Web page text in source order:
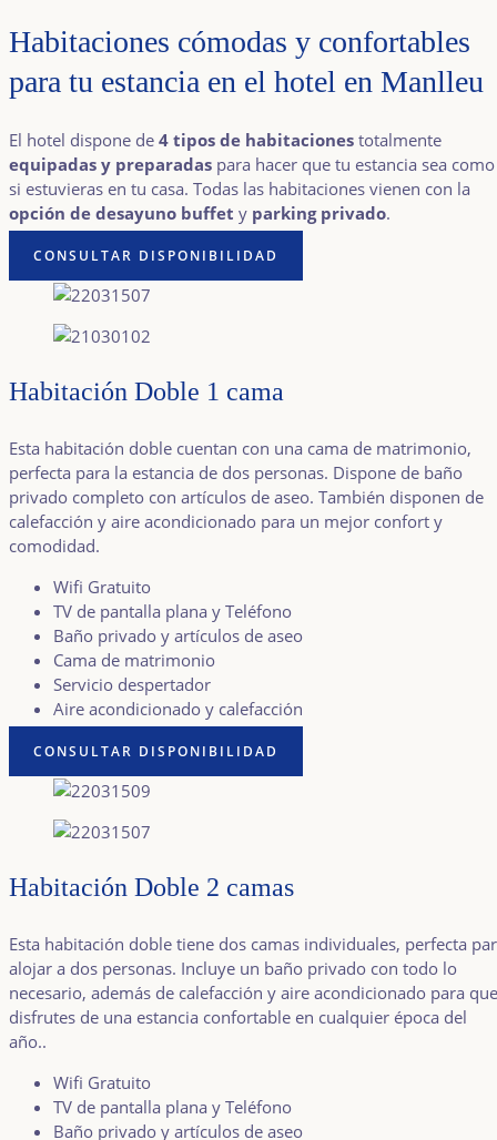
Habitaciones cómodas y confortables
para tu estancia en el hotel en Manlleu
El hotel dispone de 4 tipos de habitaciones totalmente
equipadas y preparadas para hacer que tu estancia sea como
si estuvieras en tu casa. Todas las habitaciones vienen con la
opción de desayuno buffet y parking privado.
CONSULTAR DISPONIBILIDAD
Habitación Doble 1 cama
Esta habitación doble cuentan con una cama de matrimonio,
perfecta para la estancia de dos personas. Dispone de baño
privado completo con artículos de aseo. También disponen de
calefacción y aire acondicionado para un mejor confort y
comodidad.
Wifi Gratuito
TV de pantalla plana y Teléfono
Baño privado y artículos de aseo
Cama de matrimonio
Servicio despertador
Aire acondicionado y calefacción
CONSULTAR DISPONIBILIDAD
Habitación Doble 2 camas
Esta habitación doble tiene dos camas individuales, perfecta
alojar a dos personas. Incluye un baño privado con todo lo
necesario, además de calefacción y aire acondicionado para que
disfrutes de una estancia confortable en cualquier época del
año..
Wifi Gratuito
TV de pantalla plana y Teléfono
Baño privado y artículos de aseo